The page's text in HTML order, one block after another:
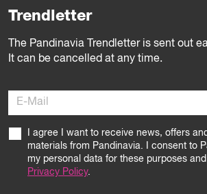
Trendletter
The Pandinavia Trendletter is sent out
It can be cancelled at any time.
E-Mail
I agree I want to receive news, offers
materials from Pandinavia. I consent to
my personal data for these purposes
Privacy Policy.